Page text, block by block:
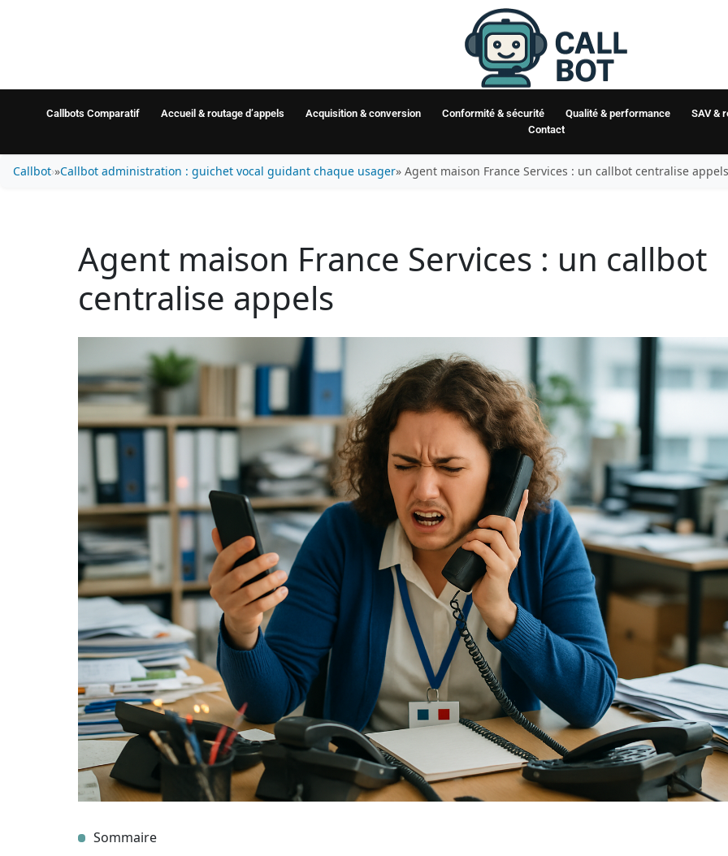
Callbots Comparatif Accueil & routage d’appels Acquisition & conversion Conformité & sécurité Qualité & performance
SAV &
Contact
Callbot »Callbot administration : guichet vocal guidant chaque usager» Agent maison France Services : un callbot centralise appels
Agent maison France Services : un callbot
centralise appels
Sommaire